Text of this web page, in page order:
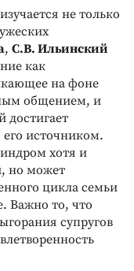
не только
, С.В. Ильинский
как
на фоне
общением, и
достигает
его источником.
хотя и
но может
цикла семьи
Важно то, что
супругов